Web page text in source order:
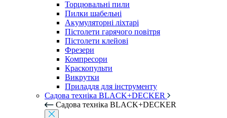
Торцювальні пили
Пилки шабельні
Акумуляторні ліхтарі
Пістолети гарячого повітря
Пістолети клейові
Фрезери
Компресори
Краскопульти
Викрутки
Приладдя для інструменту
Садова техніка BLACK+DECKER
Садова техніка BLACK+DECKER